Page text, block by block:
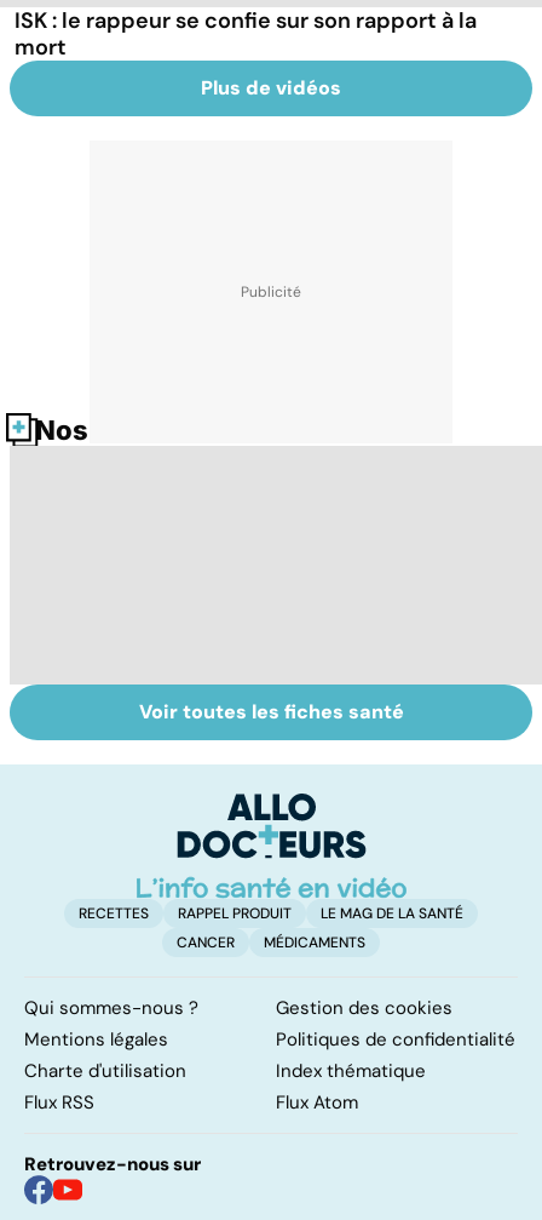
ISK : le rappeur se confie sur son rapport à la
mort
Plus de vidéos
Nos fiches santé
La tuberculose
pulmonaire
Tout savoir sur
les infections
Voir toutes les fiches santé
RECETTES RAPPEL PRODUIT
LE MAG DE LA SANTÉ
CANCER
MÉDICAMENTS
Qui sommes-nous ?
Gestion des cookies
Mentions légales
Politiques de confidentialité
Charte d'utilisation
Index thématique
Flux RSS
Flux Atom
Retrouvez-nous sur